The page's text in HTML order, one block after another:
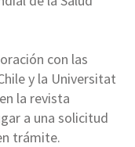
con las
y la Universitat
la revista
a una solicitud
trámite.